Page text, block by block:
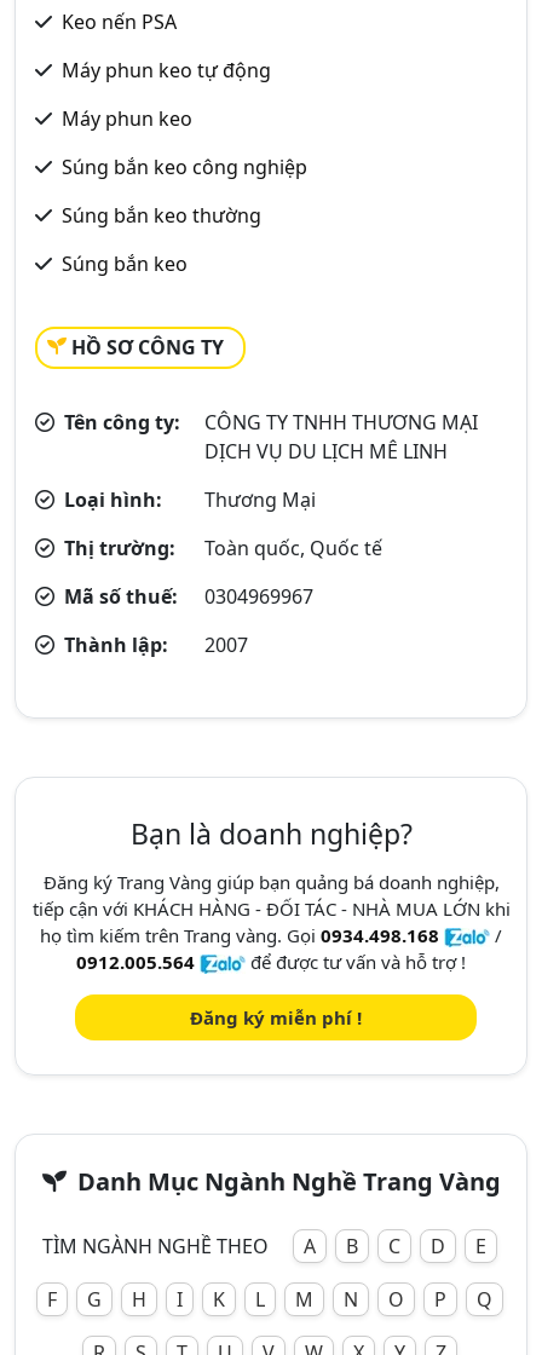
Keo nến PSA
Máy phun keo tự động
Máy phun keo
Súng bắn keo công nghiệp
Súng bắn keo thường
Súng bắn keo
HỒ SƠ CÔNG TY
Tên công ty:
CÔNG TY TNHH THƯƠNG MẠI
DỊCH VỤ DU LỊCH MÊ LINH
Loại hình:
Thương Mại
Thị trường:
Toàn quốc, Quốc tế
Mã số thuế:
0304969967
Thành lập:
2007
Bạn là doanh nghiệp?
Đăng ký Trang Vàng giúp bạn quảng bá doanh nghiệp,
tiếp cận với KHÁCH HÀNG - ĐỐI TÁC - NHÀ MUA LỚN khi
họ tìm kiếm trên Trang vàng. Gọi 0934.498.168
/
0912.005.564
để được tư vấn và hỗ trợ !
Đăng ký miễn phí !
Danh Mục Ngành Nghề Trang Vàng
TÌM NGÀNH NGHỀ THEO A B C D
E
F
G H I K L M N O P
Q